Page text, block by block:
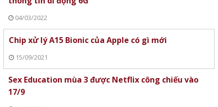
04/03/2022
Chip xử lý A15 Bionic của Apple có gì mới
15/09/2021
Sex Education mùa 3 được Netflix công chiếu vào
17/9